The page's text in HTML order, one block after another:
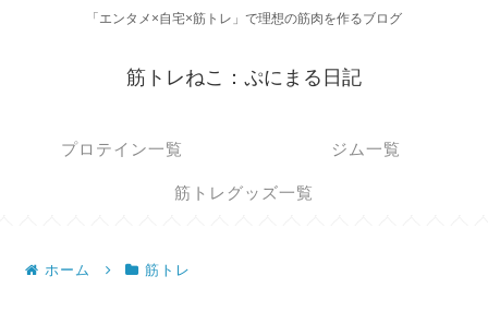
「エンタメ×自宅×筋トレ」で理想の筋肉を作るブログ
筋トレねこ：ぷにまる日記
プロテイン一覧 ジム一覧
筋トレグッズ一覧
ホーム 筋トレ